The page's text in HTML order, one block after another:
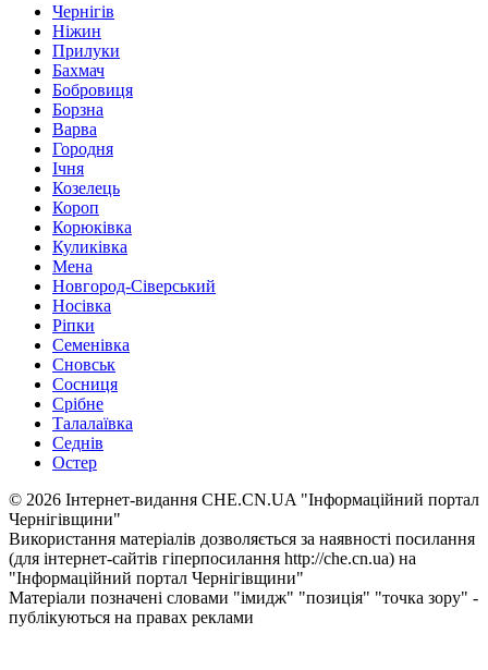
Чернігів
Ніжин
Прилуки
Бахмач
Бобровиця
Борзна
Варва
Городня
Ічня
Козелець
Короп
Корюківка
Куликівка
Мена
Новгород-Сіверський
Носівка
Ріпки
Семенівка
Сновськ
Сосниця
Срібне
Талалаївка
Седнів
Остер
© 2026 Інтернет-видання CHE.CN.UA "Інформаційний портал
Чернiгiвщини"
Використання матеріалів дозволяється за наявності посилання
(для інтернет-сайтів гіперпосилання http://che.cn.ua) на
"Інформаційний портал Чернiгiвщини"
Матеріали позначені словами "імидж" "позиція" "точка зору" -
публікуються на правах реклами